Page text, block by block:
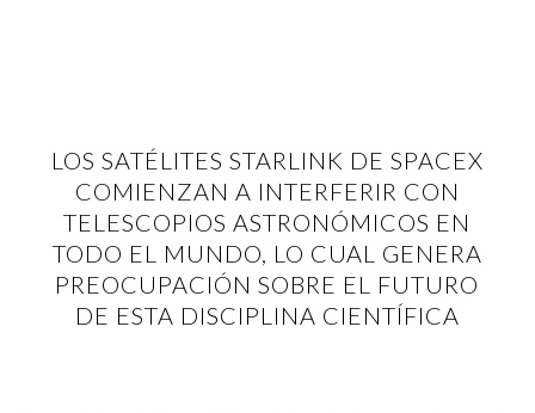
LOS SATÉLITES STARLINK DE SPACEX
COMIENZAN A INTERFERIR CON
TELESCOPIOS ASTRONÓMICOS EN
TODO EL MUNDO, LO CUAL GENERA
PREOCUPACIÓN SOBRE EL FUTURO
DE ESTA DISCIPLINA CIENTÍFICA